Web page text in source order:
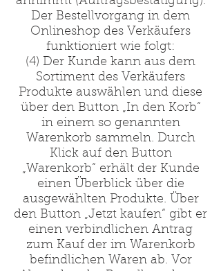
Der Bestellvorgang in dem
Onlineshop des Verkäufers
funktioniert wie folgt:
(4) Der Kunde kann aus dem
Sortiment des Verkäufers
Produkte auswählen und diese
über den Button „In den Korb“
in einem so genannten
Warenkorb sammeln. Durch
Klick auf den Button
„Warenkorb“ erhält der Kunde
einen Überblick über die
ausgewählten Produkte. Über
den Button „Jetzt kaufen“ gibt er
einen verbindlichen Antrag
zum Kauf der im Warenkorb
befindlichen Waren ab. Vor